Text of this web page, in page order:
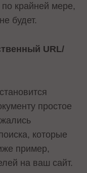
крайней мере,
будет.
URL/
простое
которые
пример,
на ваш сайт.